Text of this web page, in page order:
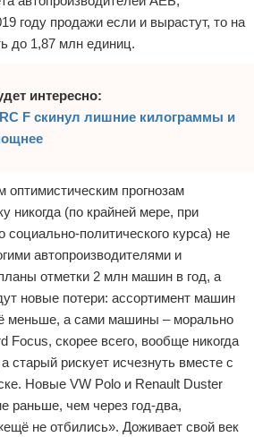
году продажи если и вырастут, то на
до 1,87 млн единиц.
интересно:
F скинул лишние килограммы и
прогнозам
никогда (по крайней мере, при
социально-политического курса) не
автопроизводителями и
отметки 2 млн машин в год, а
новые потери: ассортимент машин
меньше, а сами машины – морально
Focus, скорее всего, вообще никогда
старый рискует исчезнуть вместе с
Новые VW Polo и Renault Duster
раньше, чем через год-два,
не отбились». Доживает свой век